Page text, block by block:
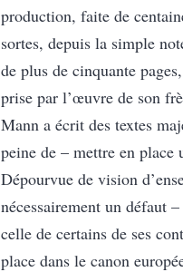
production, faite de
sortes, depuis la simple
de plus de cinquante
prise par l’œuvre de son
Mann a écrit des textes
peine de – mettre en
Dépourvue de vision
nécessairement un défaut
celle de certains de ses
place dans le canon